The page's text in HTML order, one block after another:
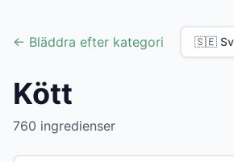
← Bläddra efter kategori
Kött
760 ingredienser